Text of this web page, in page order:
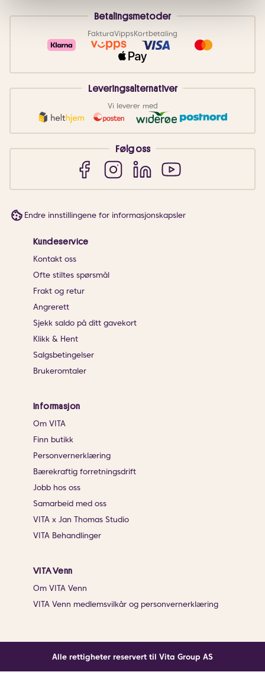
Betalingsmetoder
FakturaVippsKortbetaling
Leveringsalternativer
Vi leverer med
Følg oss
Endre innstillingene for informasjonskapsler
Kundeservice
Kontakt oss
Ofte stiltes spørsmål
Frakt og retur
Angrerett
Sjekk saldo på ditt gavekort
Klikk & Hent
Salgsbetingelser
Brukeromtaler
Informasjon
Om VITA
Finn butikk
Personvernerklæring
Bærekraftig forretningsdrift
Jobb hos oss
Samarbeid med oss
VITA x Jan Thomas Studio
VITA Behandlinger
VITA Venn
Om VITA Venn
VITA Venn medlemsvilkår og personvernerklæring
Alle rettigheter reservert til Vita Group AS